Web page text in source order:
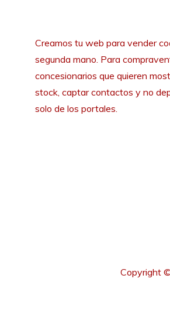
Creamos tu web para vender
segunda mano. Para
concesionarios que quieren
stock, captar contactos y no
solo de los portales.
Copyright